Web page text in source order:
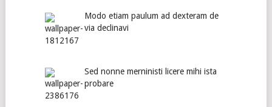
Modo etiam paulum ad dexteram de
via declinavi
Sed nonne merninisti licere mihi ista
probare